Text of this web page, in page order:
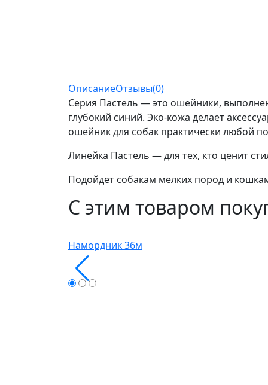
ОписаниеОтзывы(0)
Серия Пастель — это ошейники,
глубокий синий. Эко-кожа делает
ошейник для собак практически любой
Линейка Пастель — для тех, кто ценит
Подойдет собакам мелких пород и
С этим товаром
Намордник 36м